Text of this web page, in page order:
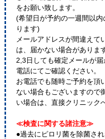
をお願い致します。
(希望日が予約の一週間以
ります)
メールアドレスが間違えて
は、届かない場合がありま
2,3日しても確定メールが
電話にてご確認ください。
お電話でも随時ご予約を頂
ない場合もございますので
い場合は、直接クリニック
≪検査に関する諸注意≫
●過去にピロリ菌を除菌さ